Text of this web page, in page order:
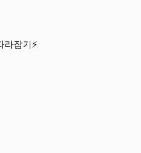
라잡기⚡